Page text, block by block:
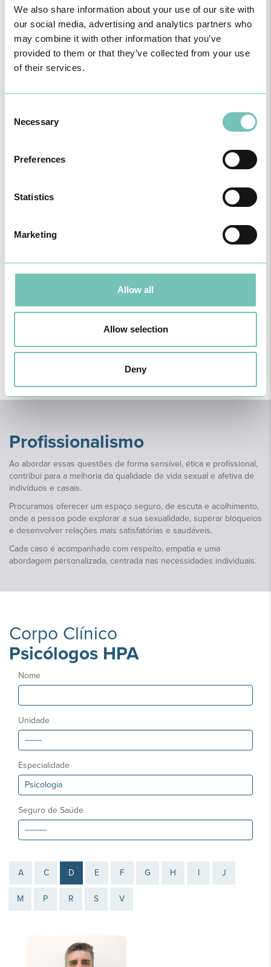
We also share information about your use of our site with
our social media, advertising and analytics partners who
may combine it with other information that you’ve
provided to them or that they’ve collected from your use
of their services.
Selection
Necessary
Preferences
Statistics
Marketing
Allow all
Allow selection
Deny
Diminuição ou ausência de interesse sexual e/ou dificuldade em
Questões de identidade de género ou orientação
Referem-se a dúvidas, incertezas ou conflitos relacionados com a
forma como a pessoa se identifica em termos de género ou com a
atração afetiva e sexual que sente por outras pessoas.
Profissionalismo
Ao abordar essas questões de forma sensível, ética e profissional,
contribui para a melhoria da qualidade de vida sexual e afetiva de
indivíduos e casais.
Procuramos oferecer um espaço seguro, de escuta e acolhimento,
onde a pessoa pode explorar a sua sexualidade, superar bloqueios
e desenvolver relações mais satisfatórias e saudáveis.
Cada caso é acompanhado com respeito, empatia e uma
abordagem personalizada, centrada nas necessidades individuais.
Corpo Clínico
Psicólogos HPA
Nome
Unidade
Especialidade
Seguro de Saúde
A C D E F G H I J
M P R S V